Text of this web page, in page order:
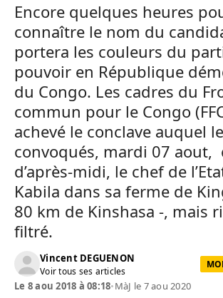
Encore quelques heures
connaître le nom du
portera les couleurs du
pouvoir en République
du Congo. Les cadres du
commun pour le Congo
achevé le conclave auquel
convoqués, mardi 07 aout,
d’après-midi, le chef de
Kabila dans sa ferme de
80 km de Kinshasa -, mais
filtré.
Vincent DEGUENON
Voir tous ses articles
Le 8 aou 2018 à 08:18•MàJ le 7 aou 2020